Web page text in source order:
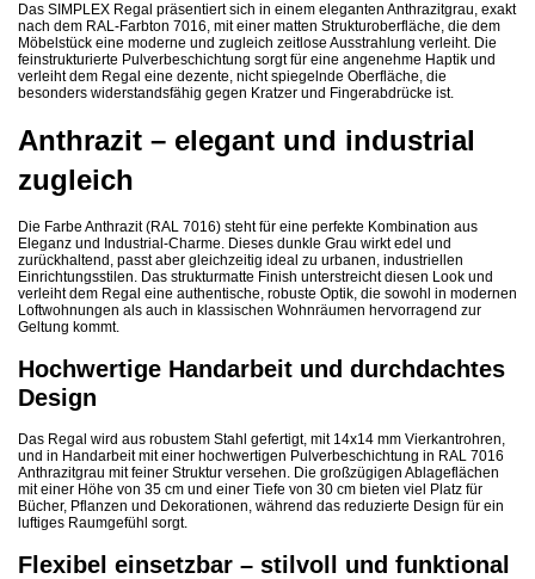
Das SIMPLEX Regal präsentiert sich in einem eleganten Anthrazitgrau, exakt
nach dem RAL-Farbton 7016, mit einer matten Strukturoberfläche, die dem
Möbelstück eine moderne und zugleich zeitlose Ausstrahlung verleiht. Die
feinstrukturierte Pulverbeschichtung sorgt für eine angenehme Haptik und
verleiht dem Regal eine dezente, nicht spiegelnde Oberfläche, die
besonders widerstandsfähig gegen Kratzer und Fingerabdrücke ist.
Anthrazit – elegant und industrial
zugleich
Die Farbe Anthrazit (RAL 7016) steht für eine perfekte Kombination aus
Eleganz und Industrial-Charme. Dieses dunkle Grau wirkt edel und
zurückhaltend, passt aber gleichzeitig ideal zu urbanen, industriellen
Einrichtungsstilen. Das strukturmatte Finish unterstreicht diesen Look und
verleiht dem Regal eine authentische, robuste Optik, die sowohl in modernen
Loftwohnungen als auch in klassischen Wohnräumen hervorragend zur
Geltung kommt.
Hochwertige Handarbeit und durchdachtes
Design
Das Regal wird aus robustem Stahl gefertigt, mit 14x14 mm Vierkantrohren,
und in Handarbeit mit einer hochwertigen Pulverbeschichtung in RAL 7016
Anthrazitgrau mit feiner Struktur versehen. Die großzügigen Ablageflächen
mit einer Höhe von 35 cm und einer Tiefe von 30 cm bieten viel Platz für
Bücher, Pflanzen und Dekorationen, während das reduzierte Design für ein
luftiges Raumgefühl sorgt.
Flexibel einsetzbar – stilvoll und funktional